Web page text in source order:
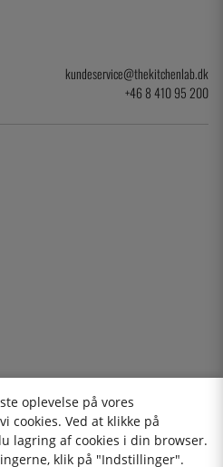
kundeservice@thekitchenlab.dk
+46 8 410 95 200
AB
oplevelse på vores
cookies. Ved at klikke på
lagring af cookies i din browser.
klik på "Indstillinger".